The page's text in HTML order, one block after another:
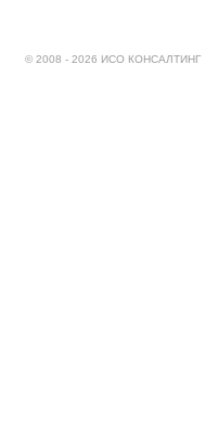
© 2008 - 2026 ИСО КОНСАЛТИНГ